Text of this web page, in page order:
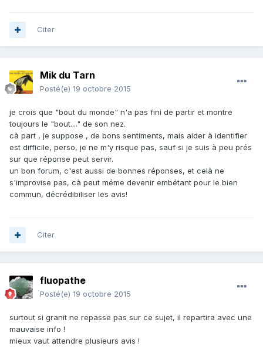
Citer
Mik du Tarn
Posté(e) 19 octobre 2015
je crois que "bout du monde" n'a pas fini de partir et montre
toujours le "bout...." de son nez.
cà part , je suppose , de bons sentiments, mais aider à identifier
est difficile, perso, je ne m'y risque pas, sauf si je suis à peu prés
sur que réponse peut servir.
un bon forum, c'est aussi de bonnes réponses, et celà ne
s'improvise pas, cà peut méme devenir embétant pour le bien
commun, décrédibiliser les avis!
Citer
fluopathe
Posté(e) 19 octobre 2015
surtout si granit ne repasse pas sur ce sujet, il repartira avec une
mauvaise info !
mieux vaut attendre plusieurs avis !